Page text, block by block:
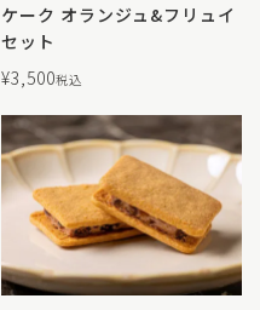
ケーク オランジュ&フリュイ
セット
¥3,500税込